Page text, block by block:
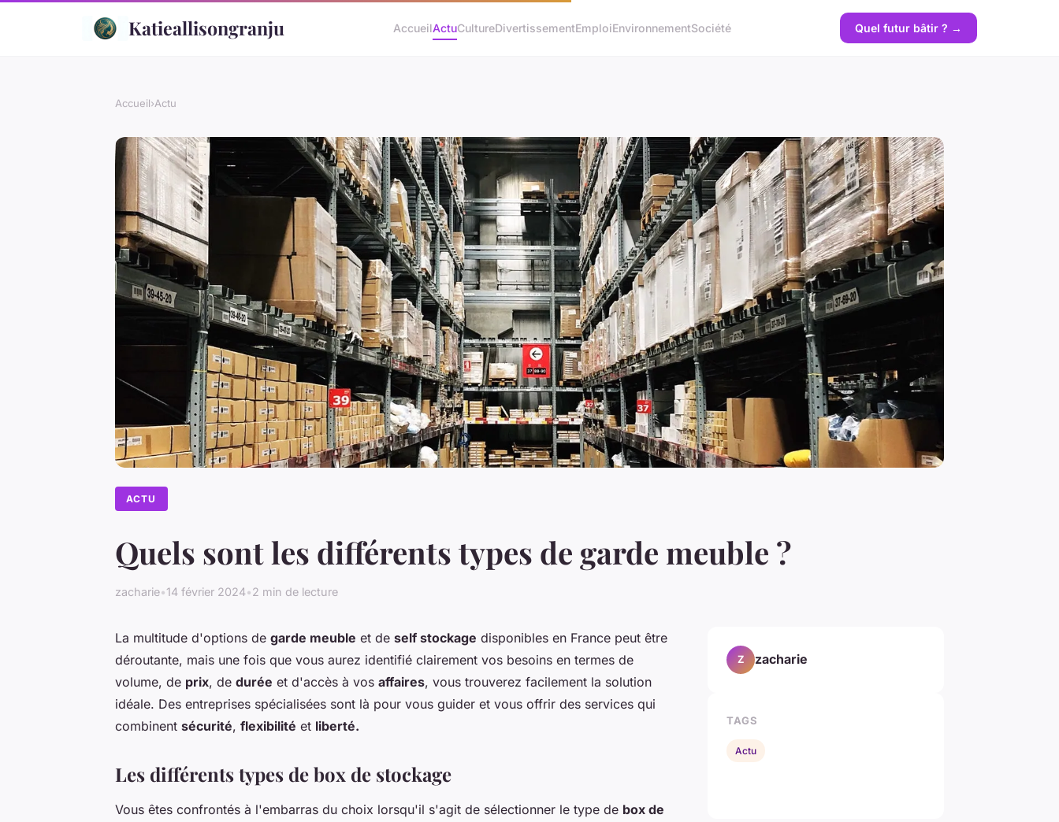
Katieallisongranju AccueilActuCultureDivertissementEmploiEnvironnementSociété Quel futur bâtir ? →
Accueil›Actu
ACTU
Quels sont les différents types de garde meuble ?
zacharie•14 février 2024•2 min de lecture
La multitude d'options de garde meuble et de self stockage disponibles en France peut être
déroutante, mais une fois que vous aurez identifié clairement vos besoins en termes de
volume, de prix, de durée et d'accès à vos affaires, vous trouverez facilement la solution
idéale. Des entreprises spécialisées sont là pour vous guider et vous offrir des services qui
combinent sécurité, flexibilité et liberté.
Les différents types de box de stockage
Vous êtes confrontés à l'embarras du choix lorsqu'il s'agit de sélectionner le type de box de
Z zacharie
TAGS
Actu